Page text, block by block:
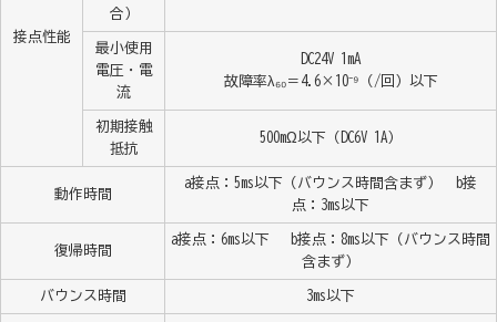
接点性能
合）
最小使用
電圧・電
流
DC24V 1mA
故障率λ₆₀＝4.6×10⁻⁹（/回）以下
初期接触
抵抗
500mΩ以下（DC6V 1A）
動作時間
a接点：5ms以下（バウンス時間含まず） b接
点：3ms以下
復帰時間
a接点：6ms以下 b接点：8ms以下（バウンス時間
含まず）
バウンス時間 3ms以下